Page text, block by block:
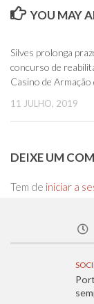
YOU MAY
Silves prolonga
concurso de
Casino de Armação
11 JULHO, 2019
DEIXE UM
Tem de iniciar a